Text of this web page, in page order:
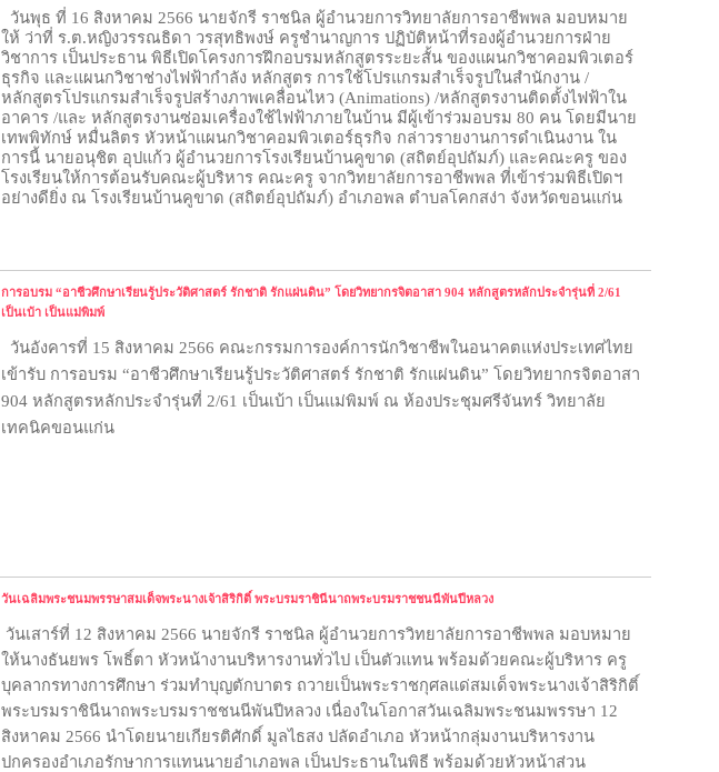
วันพุธ ที่ 16 สิงหาคม 2566 นายจักรี ราชนิล ผู้อำนวยการวิทยาลัยการอาชีพพล มอบหมาย
ให้ ว่าที่ ร.ต.หญิงวรรณธิดา วรสุทธิพงษ์ ครูชำนาญการ ปฏิบัติหน้าที่รองผู้อำนวยการฝ่าย
วิชาการ เป็นประธาน พิธีเปิดโครงการฝึกอบรมหลักสูตรระยะสั้น ของแผนกวิชาคอมพิวเตอร์
ธุรกิจ และแผนกวิชาช่างไฟฟ้ากำลัง หลักสูตร การใช้โปรแกรมสำเร็จรูปในสำนักงาน /
หลักสูตรโปรแกรมสำเร็จรูปสร้างภาพเคลื่อนไหว (Animations) /หลักสูตรงานติดตั้งไฟฟ้าใน
อาคาร /และ หลักสูตรงานซ่อมเครื่องใช้ไฟฟ้าภายในบ้าน มีผู้เข้าร่วมอบรม 80 คน โดยมีนาย
เทพพิทักษ์ หมื่นลิตร หัวหน้าแผนกวิชาคอมพิวเตอร์ธุรกิจ กล่าวรายงานการดำเนินงาน ใน
การนี้ นายอนุชิต อุปแก้ว ผู้อำนวยการโรงเรียนบ้านคูขาด (สถิตย์อุปถัมภ์) และคณะครู ของ
โรงเรียนให้การต้อนรับคณะผู้บริหาร คณะครู จากวิทยาลัยการอาชีพพล ที่เข้าร่วมพิธีเปิดฯ
อย่างดียิ่ง ณ โรงเรียนบ้านคูขาด (สถิตย์อุปถัมภ์) อำเภอพล ตำบลโคกสง่า จังหวัดขอนแก่น
การอบรม “อาชีวศึกษาเรียนรู้ประวัติศาสตร์ รักชาติ รักแผ่นดิน” โดยวิทยากรจิตอาสา 904 หลักสูตรหลักประจำรุ่นที่ 2/61
เป็นเบ้า เป็นแม่พิมพ์
วันอังคารที่ 15 สิงหาคม 2566 คณะกรรมการองค์การนักวิชาชีพในอนาคตแห่งประเทศไทย
เข้ารับ การอบรม “อาชีวศึกษาเรียนรู้ประวัติศาสตร์ รักชาติ รักแผ่นดิน” โดยวิทยากรจิตอาสา
904 หลักสูตรหลักประจำรุ่นที่ 2/61 เป็นเบ้า เป็นแม่พิมพ์ ณ ห้องประชุมศรีจันทร์ วิทยาลัย
เทคนิคขอนแก่น
วันเฉลิมพระชนมพรรษาสมเด็จพระนางเจ้าสิริกิติ์ พระบรมราชินีนาถพระบรมราชชนนีพันปีหลวง
วันเสาร์ที่ 12 สิงหาคม 2566 นายจักรี ราชนิล ผู้อำนวยการวิทยาลัยการอาชีพพล มอบหมาย
ให้นางธันยพร โพธิ์ตา หัวหน้างานบริหารงานทั่วไป เป็นตัวแทน พร้อมด้วยคณะผู้บริหาร ครู
บุคลากรทางการศึกษา ร่วมทำบุญตักบาตร ถวายเป็นพระราชกุศลแด่สมเด็จพระนางเจ้าสิริกิติ์
พระบรมราชินีนาถพระบรมราชชนนีพันปีหลวง เนื่องในโอกาสวันเฉลิมพระชนมพรรษา 12
สิงหาคม 2566 นำโดยนายเกียรติศักดิ์ มูลไธสง ปลัดอำเภอ หัวหน้ากลุ่มงานบริหารงาน
ปกครองอำเภอรักษาการแทนนายอำเภอพล เป็นประธานในพิธี พร้อมด้วยหัวหน้าส่วน